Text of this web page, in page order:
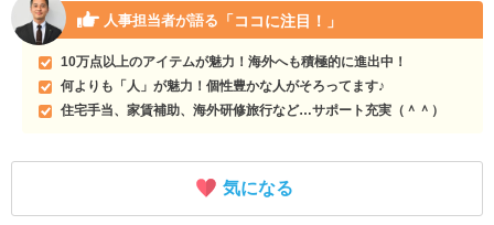
人事担当者が語る 「ココに注目！」
10万点以上のアイテムが魅力！海外へも積極的に進出中！
何よりも「人」が魅力！個性豊かな人がそろってます♪
住宅手当、家賃補助、海外研修旅行など…サポート充実（＾＾）
気になる